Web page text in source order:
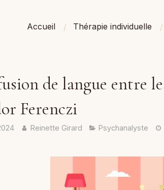
Accueil Thérapie individuelle
de langue entre
Ferenczi
Reinette Girard Psychanalyste